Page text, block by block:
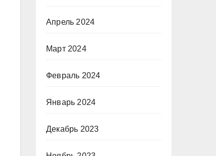
Апрель 2024
Март 2024
Февраль 2024
Январь 2024
Декабрь 2023